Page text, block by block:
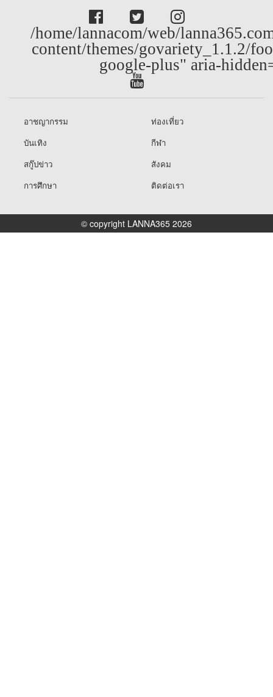
/home/lannacom/web/
content/themes/govariety_1.1.2/
google-plus" aria-
อาชญากรรม
ท่องเที่ยว
บันเทิง
กีฬา
สกู๊ปข่าว
สังคม
การศึกษา
ติดต่อเรา
© copyright LANNA365 2026